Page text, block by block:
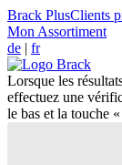
Brack PlusClients
Mon Assortiment
de | fr
Lorsque les
effectuez une
le bas et la touche